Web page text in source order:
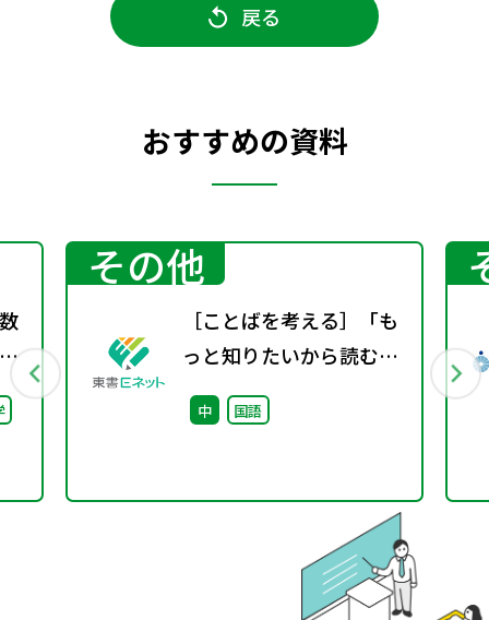
戻る
おすすめの資料
その他
［ことばを考える］「も
っと知りたいから読む」
という体験〜百科事典か
らはじめる、読書の入り
中 国語